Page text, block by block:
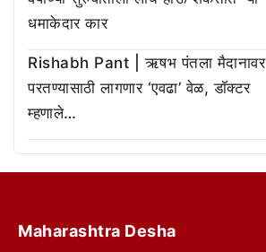
धमाकेदार कार
Rishabh Pant | ऋषभ पंतला मैदानावर
परतण्यासाठी लागणार ‘एवढा’ वेळ, डॉक्टर
म्हणाले…
Maharashtra Desha